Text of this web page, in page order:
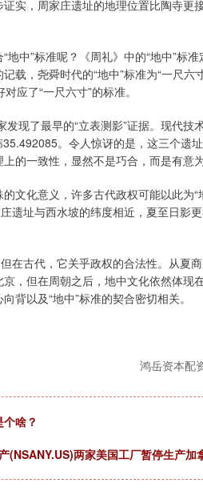
实，周家庄遗址的地理位置比陶寺更
中”标准呢？《周礼》中的“地中”标
载，尧舜时代的“地中”标准为“一尺
应了“一尺六寸”的标准。
现了最早的“立表测影”证据。现代技
。令人惊讶的是，这三个遗
的一致性，显然不是巧合，而是有意为
文化意义，许多古代政权可能以此为
遗址与西水坡的纬度相近，夏至日影
在古代，它关乎政权的合法性。从夏
，但在周朝之后，地中文化依然体现
背以及“地中”标准的契合密切相关。
鸿岳资本配
啥？
(NSANY.US)两家美国工厂暂停生产加